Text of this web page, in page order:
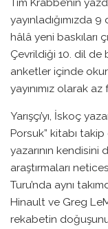
yayınladığımızda
hâlâ yeni baskıları
Çevrildiği 10. dil de
anketler içinde
yayınımız olarak
Yarışçı’yı, İskoç
Porsuk” kitabı
yazarının kendisini
araştırmaları
Turu’nda aynı
Hinault ve Greg
rekabetin